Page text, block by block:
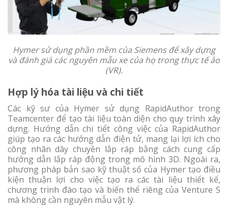
Hymersử dụng phần mềm của Siemens để xây dựng
và đánh giá các nguyên mẫuxe của họ trong thực tế ảo
(VR).
Hợp lý hóa tài liệu và chi tiết
Các kỹ sư của Hymer sử dụng RapidAuthor trong
Teamcenter để tạo tài liệu toàn diện cho quy trình xây
dựng. Hướng dẫn chi tiết công việc của RapidAuthor
giúp tạo ra các hướng dẫn điện tử, mang lại lợi ích cho
công nhân dây chuyền lắp ráp bằng cách cung cấp
hướng dẫn lắp ráp động trong mô hình 3D. Ngoài ra,
phương pháp bản sao kỹ thuật số của Hymer tạo điều
kiện thuận lợi cho việc tạo ra các tài liệu thiết kế,
chương trình đào tạo và biến thể riêng của Venture S
mà không cần nguyên mẫu vật lý.